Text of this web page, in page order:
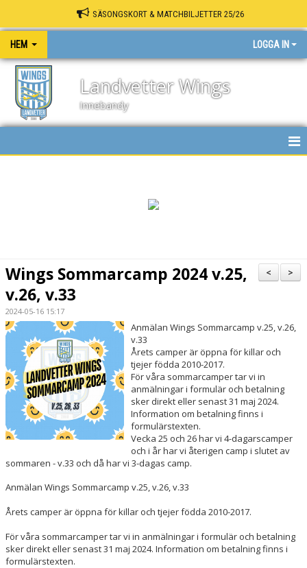
SÄSONGSKORT & MATCHBILJETTER 25/26
HEM LOGGA IN
Landvetter Wings
Innebandy
INNEBANDY PLAY
OM KLUBBEN
PARTNERS
LÄGER
SÄSONGSKORT & BILJETTER
KONTAKT
>
<
Wings Sommarcamp 2024 v.25,
v.26, v.33
2024-05-16 15:17
Anmälan Wings Sommarcamp v.25, v.26,
v.33
Årets camper är öppna för killar och
tjejer födda 2010-2017.
För våra sommarcamper tar vi in
anmälningar i formulär och betalning
sker direkt eller senast 31 maj 2024.
Information om betalning finns i
formulärstexten.
Vecka 25 och 26 har vi 4-dagarscamper
och i år har vi återigen camp i slutet av
sommaren - v.33 och då har vi 3-dagas camp.
Anmälan Wings Sommarcamp v.25, v.26, v.33
Årets camper är öppna för killar och tjejer födda 2010-2017.
För våra sommarcamper tar vi in anmälningar i formulär och betalning
sker direkt eller senast 31 maj 2024. Information om betalning finns i
formulärstexten.